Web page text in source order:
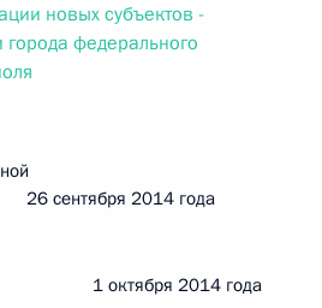
новых субъектов -
федерального
2014 года
2014 года